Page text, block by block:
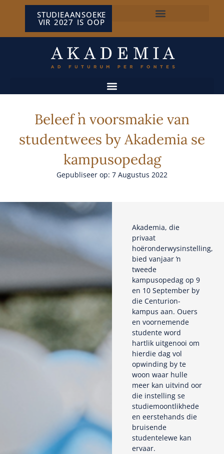
STUDIEAANSOEKE
VIR 2027 IS OOP
Beleef ŉ voorsmakie van
studentwees by Akademia se
kampusopedag
Gepubliseer op: 7 Augustus 2022
Akademia, die
privaat
hoëronderwysinstelling,
bied vanjaar ŉ
tweede
kampusopedag op 9
en 10 September by
die Centurion-
kampus aan. Ouers
en voornemende
studente word
hartlik uitgenooi om
hierdie dag vol
opwinding by te
woon waar hulle
meer kan uitvind oor
die instelling se
studiemoontlikhede
en eerstehands die
bruisende
studentelewe kan
ervaar.